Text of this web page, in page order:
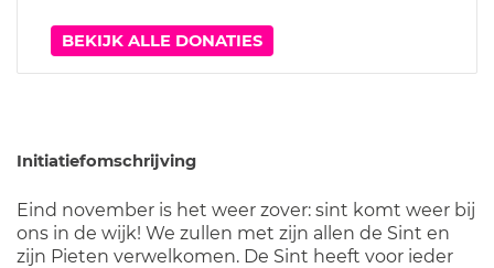
BEKIJK ALLE DONATIES
Initiatiefomschrijving
Eind november is het weer zover: sint komt weer bij
ons in de wijk! We zullen met zijn allen de Sint en
zijn Pieten verwelkomen. De Sint heeft voor ieder